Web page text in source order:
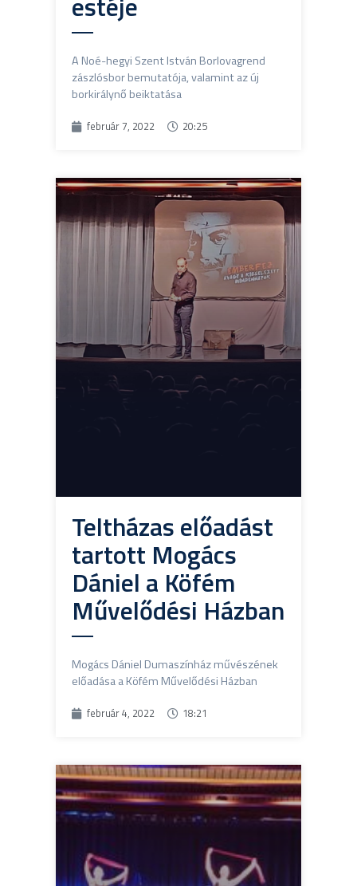
A Noé-hegyi Szent István Borlovagrend
zászlósbor bemutatója, valamint az új
borkirálynő beiktatása
február 7, 2022 20:25
Teltházas előadást
tartott Mogács
Dániel a Köfém
Művelődési Házban
Mogács Dániel Dumaszínház művészének
előadása a Köfém Művelődési Házban
február 4, 2022 18:21